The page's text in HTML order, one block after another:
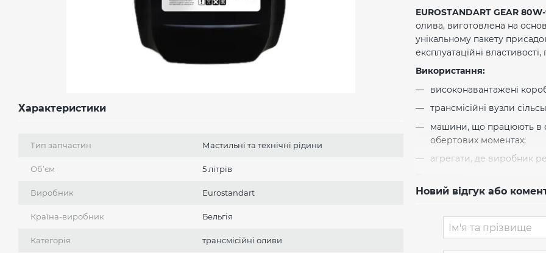
Характеристики
Тип запчастин Мастильні та технічні рідини
Об’єм 5 літрів
Виробник Eurostandart
Країна-виробник Бельгія
Категорія трансмісійні оливи
EUROSTANDART GEAR
олива, виготовлена на
унікальному пакету
експлуатаційні
Використання:
високонавантажені
трансмісійні вузли
машини, що працюють в
обертових моментах;
агрегати, де виробник
Стійкість до
Захист механізмів:
характеристики.
Новий відгук або